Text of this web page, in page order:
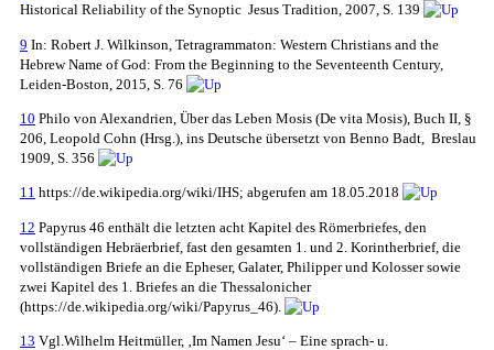
Historical Reliability of the Synoptic Jesus Tradition, 2007, S. 139
9 In: Robert J. Wilkinson, Tetragrammaton: Western Christians and the
Hebrew Name of God: From the Beginning to the Seventeenth Century,
Leiden-Boston, 2015, S. 76
10 Philo von Alexandrien, Über das Leben Mosis (De vita Mosis), Buch II, §
206, Leopold Cohn (Hrsg.), ins Deutsche übersetzt von Benno Badt, Breslau
1909, S. 356
11 https://de.wikipedia.org/wiki/IHS; abgerufen am 18.05.2018
12 Papyrus 46 enthält die letzten acht Kapitel des Römerbriefes, den
vollständigen Hebräerbrief, fast den gesamten 1. und 2. Korintherbrief, die
vollständigen Briefe an die Epheser, Galater, Philipper und Kolosser sowie
zwei Kapitel des 1. Briefes an die Thessalonicher
(https://de.wikipedia.org/wiki/Papyrus_46).
13 Vgl.Wilhelm Heitmüller, ‚Im Namen Jesu‘ – Eine sprach- u.